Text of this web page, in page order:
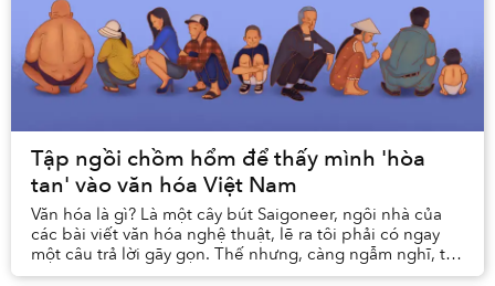
Tập ngồi chồm hổm để thấy mình 'hòa
tan' vào văn hóa Việt Nam
Văn hóa là gì? Là một cây bút Saigoneer, ngôi nhà của
các bài viết văn hóa nghệ thuật, lẽ ra tôi phải có ngay
một câu trả lời gãy gọn. Thế nhưng, càng ngẫm nghĩ, tôi
càng nhận ra đó rốt cuộc chỉ là mộ...